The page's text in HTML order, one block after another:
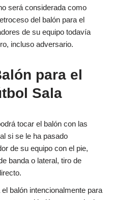
será considerada como
del balón para el
de su equipo todavía
incluso adversario.
para el
Sala
tocar el balón con las
si se le ha pasado
de su equipo con el pie,
banda o lateral, tiro de
balón intencionalmente para